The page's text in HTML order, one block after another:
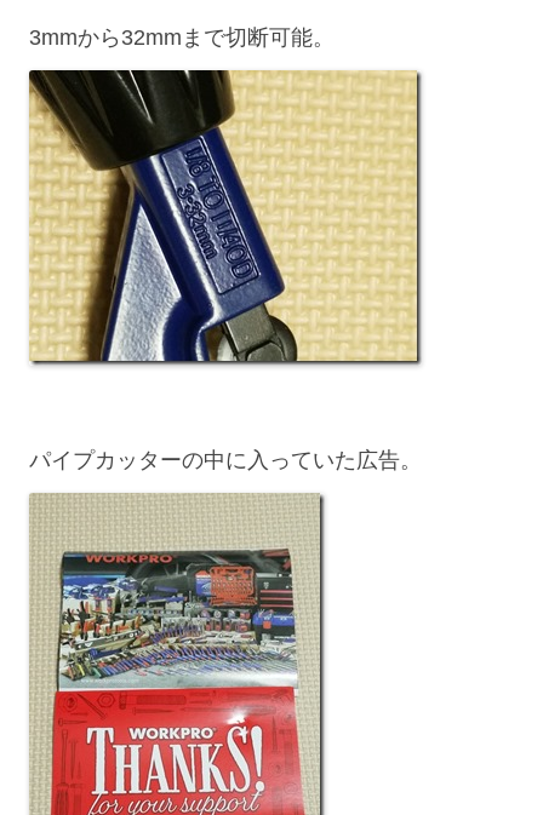
3mmから32mmまで切断可能。
パイプカッターの中に入っていた広告。